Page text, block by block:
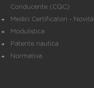
Conducente (CQC)
Medici Certificatori - Novità
Modulistica
Patente nautica
Normativa